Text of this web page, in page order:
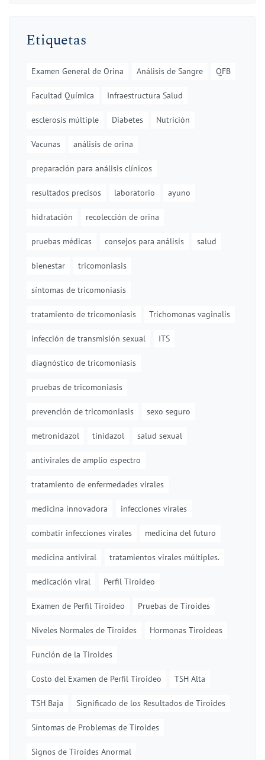
Etiquetas
Examen General de Orina Análisis de Sangre QFB
Facultad Química Infraestructura Salud
esclerosis múltiple Diabetes Nutrición
Vacunas análisis de orina
preparación para análisis clínicos
resultados precisos laboratorio ayuno
hidratación recolección de orina
pruebas médicas consejos para análisis salud
bienestar tricomoniasis
síntomas de tricomoniasis
tratamiento de tricomoniasis Trichomonas vaginalis
infección de transmisión sexual ITS
diagnóstico de tricomoniasis
pruebas de tricomoniasis
prevención de tricomoniasis sexo seguro
metronidazol tinidazol salud sexual
antivirales de amplio espectro
tratamiento de enfermedades virales
medicina innovadora infecciones virales
combatir infecciones virales medicina del futuro
medicina antiviral tratamientos virales múltiples.
medicación viral Perfil Tiroideo
Examen de Perfil Tiroideo Pruebas de Tiroides
Niveles Normales de Tiroides Hormonas Tiroideas
Función de la Tiroides
Costo del Examen de Perfil Tiroideo TSH Alta
TSH Baja Significado de los Resultados de Tiroides
Síntomas de Problemas de Tiroides
Signos de Tiroides Anormal